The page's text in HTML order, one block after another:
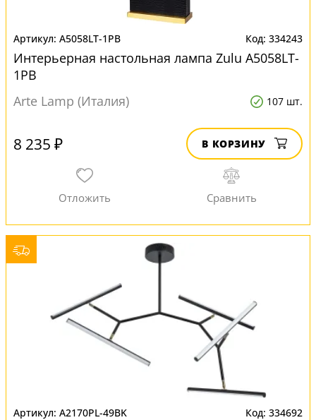
A5058LT-1PB 334243
Интерьерная настольная лампа Zulu A5058LT-
1PB
Arte Lamp (Италия)
107 шт.
8 235 ₽ В КОРЗИНУ
A2170PL-49BK 334692